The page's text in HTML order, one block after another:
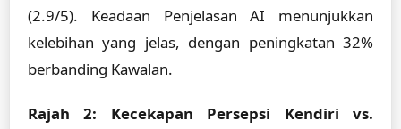
(2.9/5). Keadaan Penjelasan AI menunjukkan
kelebihan yang jelas, dengan peningkatan 32%
berbanding Kawalan.
Rajah 2: Kecekapan Persepsi Kendiri vs.